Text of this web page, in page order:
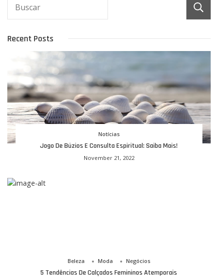
Recent Posts
Notícias
Jogo De Búzios E Consulta Espiritual: Saiba Mais!
November 21, 2022
Beleza Moda Negócios
5 Tendências De Calçados Femininos Atemporais